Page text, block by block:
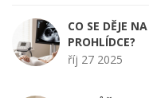
CO SE DĚJE
PROHLÍDCE?
říj 27 2025